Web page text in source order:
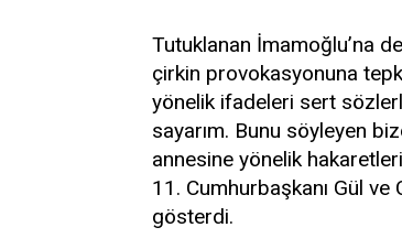
Tutuklanan İmamoğlu’na
çirkin provokasyonuna
yönelik ifadeleri sert
sayarım. Bunu söyleyen
annesine yönelik
11. Cumhurbaşkanı Gül ve
gösterdi.